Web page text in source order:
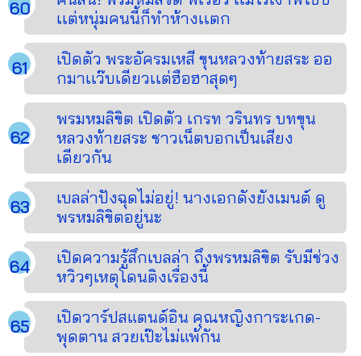
เเต่หนุ่มคนนี้ก็ทำห้างเเตก
เปิดตัว พระอัครมเหสี ขุนหลวงท้ายสระ ออ
กมาเเว๊บเดียวเเต่ฮือฮาสุดๆ
พรมหมลิขิต เปิดตัว เกรท วรินทร บทขุน
หลวงท้ายสระ ชาวเน็ตบอกเป็นเสียง
เดียวกัน
เบลล่าปังฉุดไม่อยู่! นางเอกดังยังเมนต์ ดู
พรหมลิขิตอยู่นะ
เปิดความรู้สึกเบลล่า ถึงพรหมลิขิต รับมีช่วง
หวิวๆเหตุโดนติงเรื่องนี้
เปิดวาร์ปสแตนด์อิน คุณหญิงการะเกด-
พุดตาน สวยเป๊ะไม่แพ้กัน